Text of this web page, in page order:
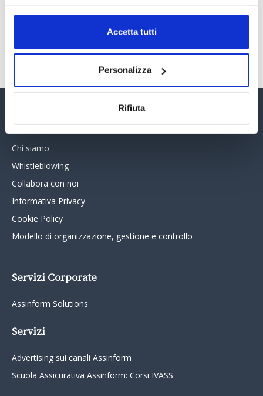
Accetta tutti
Personalizza
Rifiuta
Assinform Editore
Chi siamo
Whistleblowing
Collabora con noi
Informativa Privacy
Cookie Policy
Modello di organizzazione, gestione e controllo
Servizi Corporate
Assinform Solutions
Servizi
Advertising sui canali Assinform
Scuola Assicurativa Assinform: Corsi IVASS